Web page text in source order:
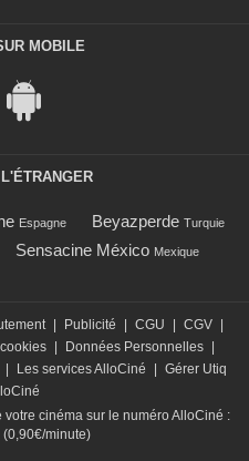
MOBILE
Espagne Beyazperde Turquie
Sensacine México Mexique
| Publicité | CGU | CGV |
| Données Personnelles |
| Les services AlloCiné | Gérer Utiq
cinéma sur le numéro AlloCiné :
(0,90€/minute)